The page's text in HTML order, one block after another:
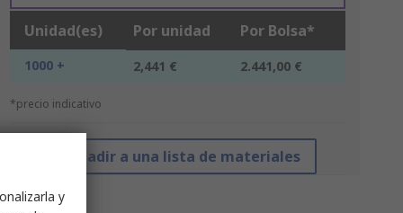
Unidad(es) Por unidad Por Bolsa*
1000 + 2,441 € 2.441,00 €
*precio indicativo
Añadir a una lista de materiales
y